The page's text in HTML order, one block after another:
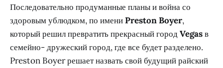
Последовательно продуманные планы и война со
здоровым ублюдком, по имениPreston Boyer,
который решил превратить прекрасный городVegasв
семейно- дружеский город, где все будет разделено.
Preston Boyer решает назвать свой будущий райский